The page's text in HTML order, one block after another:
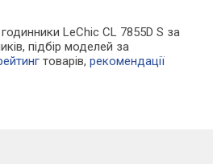
LeChic CL 7855D S за
підбір моделей за
товарів,рекомендації